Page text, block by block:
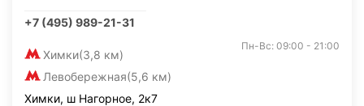
+7 (495) 989-21-31
Химки(3,8 км)
Левобережная(5,6 км)
Пн-Вс: 09:00 - 21:00
Химки, ш Нагорное, 2к7